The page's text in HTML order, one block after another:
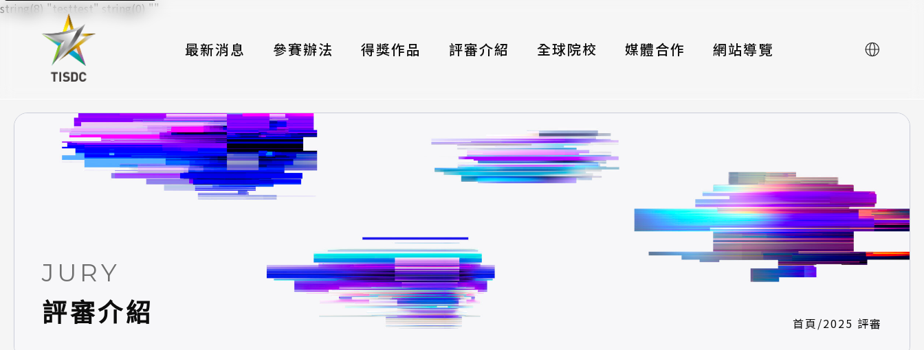
最新消息 參賽辦法
國際夥伴
時程與類別
報名格式
簡章與年鑑
常見問題
得獎作品 評審介紹 全球院校 媒體合作 網站導覽 English
string(8) "testtest" string(0) ""
JURY
評審介紹
首頁/2025 評審